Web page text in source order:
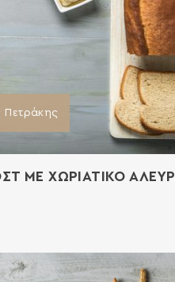
Πετράκης
ΜΕ ΧΩΡΙΑΤΙΚΟ ΑΛΕΥΡΙ